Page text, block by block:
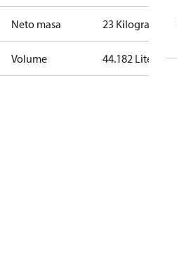
Neto masa 23 Kilogram
Volume 44.182 Liter